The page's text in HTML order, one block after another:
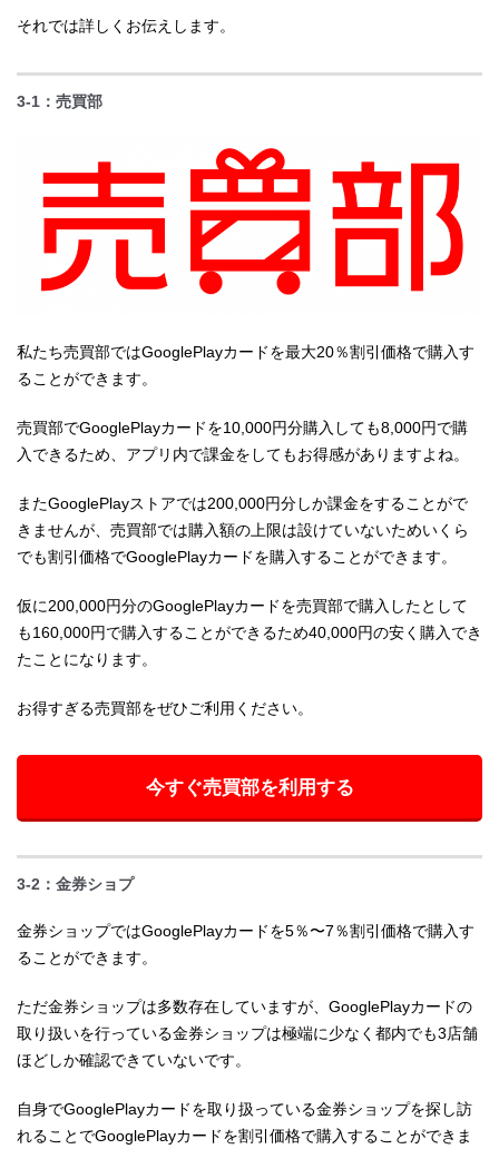
それでは詳しくお伝えします。
3-1：売買部
私たち売買部ではGooglePlayカードを最大20％割引価格で購入す
ることができます。
売買部でGooglePlayカードを10,000円分購入しても8,000円で購
入できるため、アプリ内で課金をしてもお得感がありますよね。
またGooglePlayストアでは200,000円分しか課金をすることがで
きませんが、売買部では購入額の上限は設けていないためいくら
でも割引価格でGooglePlayカードを購入することができます。
仮に200,000円分のGooglePlayカードを売買部で購入したとして
も160,000円で購入することができるため40,000円の安く購入でき
たことになります。
お得すぎる売買部をぜひご利用ください。
今すぐ売買部を利用する
3-2：金券ショプ
金券ショップではGooglePlayカードを5％〜7％割引価格で購入す
ることができます。
ただ金券ショップは多数存在していますが、GooglePlayカードの
取り扱いを行っている金券ショップは極端に少なく都内でも3店舗
ほどしか確認できていないです。
自身でGooglePlayカードを取り扱っている金券ショップを探し訪
れることでGooglePlayカードを割引価格で購入することができま